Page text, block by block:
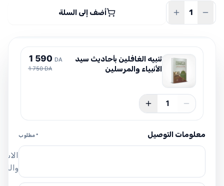
1,750 دج.
1,590 دج.أضف إلى السلة
تنبيه الغافلين بأحاديث سيد
الأنبياء والمرسلين
1 590 DA
1 750 DA
1
معلومات التوصيل * مطلوب